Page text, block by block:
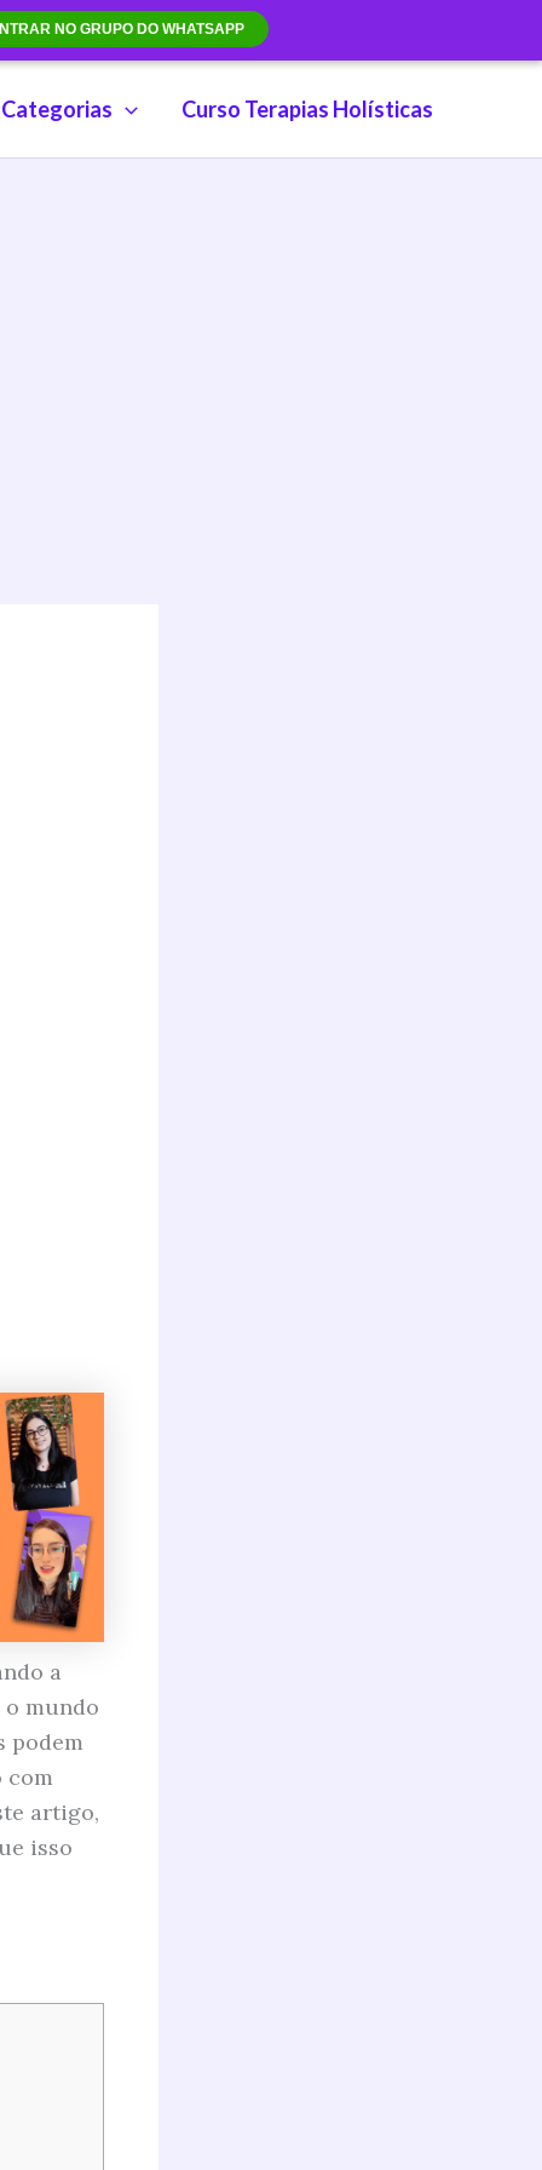
NO GRUPO DO WHATSAPP
Categorias Curso Terapias Holísticas
a
o mundo
podem
com
artigo,
isso